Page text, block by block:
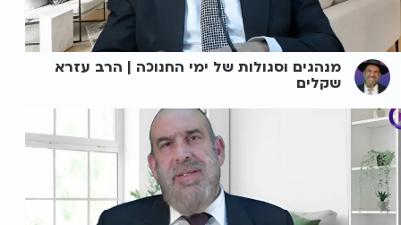
מנהגים וסגולות של ימי החנוכה | הרב עזרא
שקלים